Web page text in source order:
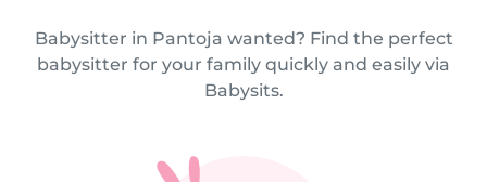
Babysitter in Pantoja wanted? Find the perfect
babysitter for your family quickly and easily via
Babysits.